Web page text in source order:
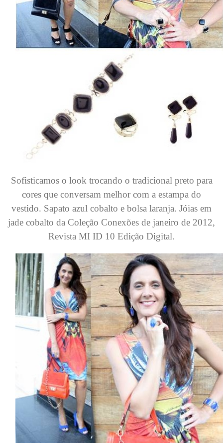
Sofisticamos o look trocando o tradicional preto para
cores que conversam melhor com a estampa do
vestido. Sapato azul cobalto e bolsa laranja. Jóias em
jade cobalto da Coleção Conexões de janeiro de 2012,
Revista MI ID 10 Edição Digital.